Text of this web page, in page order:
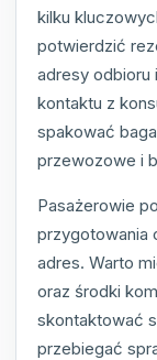
kilku
potwierdzić
adresy
kontaktu z
spakować
przewozowe i
Pasażerowie
przygotowania
adres. Warto
oraz środki
skontaktować
przebiegać